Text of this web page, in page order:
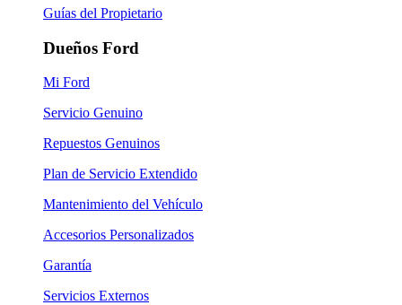
Guías del Propietario
Dueños Ford
Mi Ford
Servicio Genuino
Repuestos Genuinos
Plan de Servicio Extendido
Mantenimiento del Vehículo
Accesorios Personalizados
Garantía
Servicios Externos